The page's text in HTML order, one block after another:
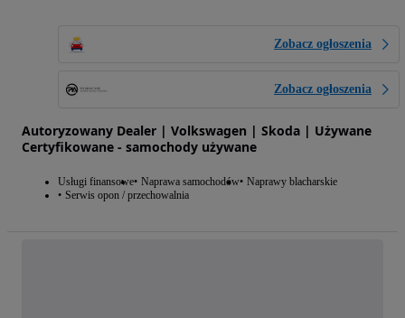
Zobacz ogłoszenia
Zobacz ogłoszenia
Autoryzowany Dealer | Volkswagen | Skoda | Używane
Certyfikowane - samochody używane
Usługi finansowe Naprawa samochodów Naprawy blacharskie
Serwis opon / przechowalnia